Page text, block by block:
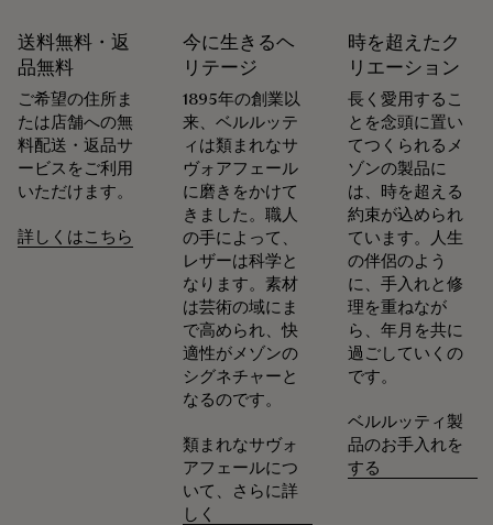
靴職人であり靴の修理職人でもあったアレッサンドロ・ベル
ルッティが創業したメゾン ベルルッティは、循環性を重視し
ています。メゾンにとって、お客様の意に沿って商品が長く
愛されるよう、お手入れや修理をすることほど普通なことは
ありません。 シューズからレザーグッズ、プレタポルテま
で、メゾンのアトリエは製品を美しい状態で可能な限り長く
身に着けていただけるよう、各種サービスを取り揃えていま
末永く愛用するために
送料無料・返
品無料
ご希望の住所ま
たは店舗への無
料配送・返品サ
ービスをご利用
いただけます。
詳しくはこちら
今に生きるヘ
リテージ
1895年の創業以
来、ベルルッテ
ィは類まれなサ
ヴォアフェール
に磨きをかけて
きました。職人
の手によって、
レザーは科学と
なります。素材
は芸術の域にま
で高められ、快
適性がメゾンの
シグネチャーと
なるのです。
類まれなサヴォ
アフェールにつ
いて、さらに詳
しく
時を超えたク
リエーション
長く愛用するこ
とを念頭に置い
てつくられるメ
ゾンの製品に
は、時を超える
約束が込められ
ています。人生
の伴侶のよう
に、手入れと修
理を重ねなが
ら、年月を共に
過ごしていくの
です。
ベルルッティ製
品のお手入れを
する